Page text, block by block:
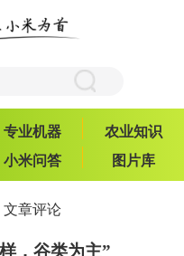
专业机器
农业知识
小米问答 图片库
文章评论
，谷类为主”